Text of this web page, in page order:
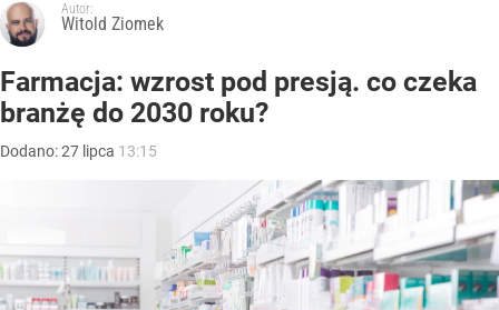
Autor:
Witold Ziomek
Farmacja: wzrost pod presją. co czeka
branżę do 2030 roku?
Dodano:27 lipca 13:15